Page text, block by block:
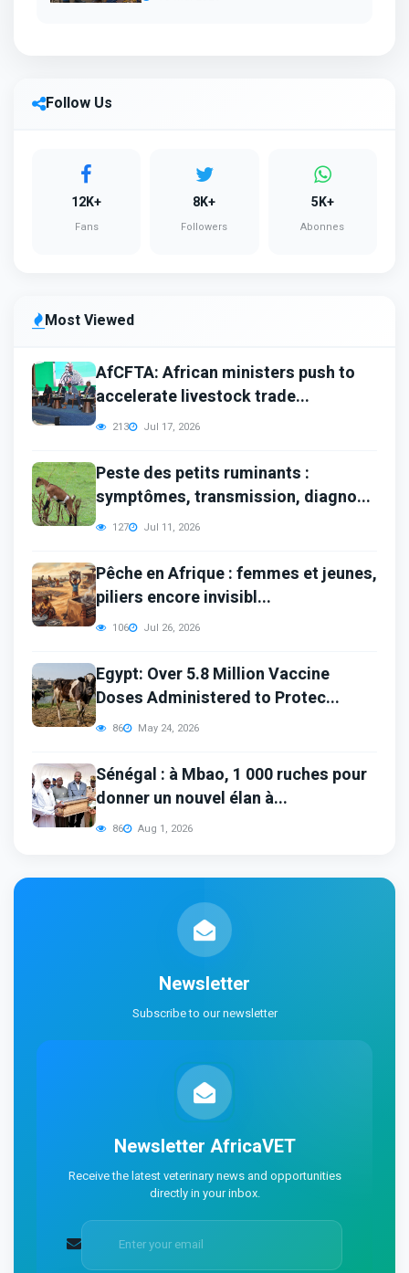
Follow Us
12K+
Fans
8K+
Followers
5K+
Abonnes
Most Viewed
AfCFTA: African ministers push to
accelerate livestock trade...
213 Jul 17, 2026
Peste des petits ruminants :
symptômes, transmission, diagno...
127 Jul 11, 2026
Pêche en Afrique : femmes et jeunes,
piliers encore invisibl...
106 Jul 26, 2026
Egypt: Over 5.8 Million Vaccine
Doses Administered to Protec...
86 May 24, 2026
Sénégal : à Mbao, 1 000 ruches pour
donner un nouvel élan à...
86 Aug 1, 2026
Newsletter
Subscribe to our newsletter
Newsletter AfricaVET
Receive the latest veterinary news and opportunities
directly in your inbox.